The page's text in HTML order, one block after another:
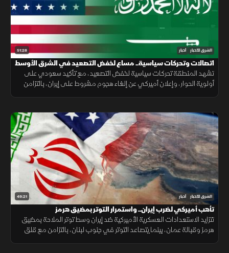
51:28 الشرق للأخبار أخبار
اتصالات وتحركات سياسية.. مساع لخفض التصعيد في الشرق الأوسط
تشهد المنطقة تحركات سياسية لخفض التصعيد، مع تأكيد سعودي على
أولوية الحوار، وإعلان أميركي عن إلغاء هجوم مشروط على إيران، بالتزامن
49:21 الشرق للأخبار أخبار
تأهب أميركي لضرب إيران.. واستمرار التوتر بمضيق هرمز
تتزايد الاستعدادات العسكرية الأميركية ضد إيران وسط توتر الملاحة بمضيق
هرمز وقبالة عمان، بينما يتصاعد التوتر في جنوب لبنان، بالتزامن مع قلق